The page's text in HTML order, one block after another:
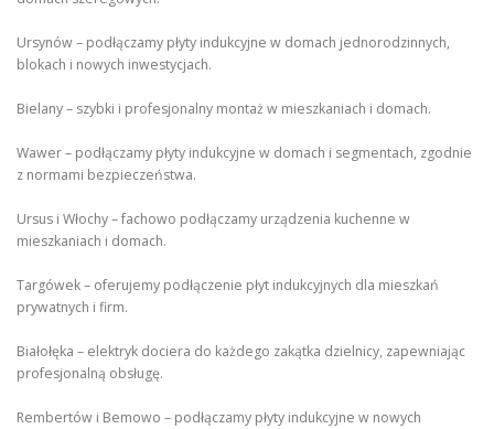
Ursynów – podłączamy płyty indukcyjne w domach jednorodzinnych,
blokach i nowych inwestycjach.
Bielany – szybki i profesjonalny montaż w mieszkaniach i domach.
Wawer – podłączamy płyty indukcyjne w domach i segmentach, zgodnie
z normami bezpieczeństwa.
Ursus i Włochy – fachowo podłączamy urządzenia kuchenne w
mieszkaniach i domach.
Targówek – oferujemy podłączenie płyt indukcyjnych dla mieszkań
prywatnych i firm.
Białołęka – elektryk dociera do każdego zakątka dzielnicy, zapewniając
profesjonalną obsługę.
Rembertów i Bemowo – podłączamy płyty indukcyjne w nowych